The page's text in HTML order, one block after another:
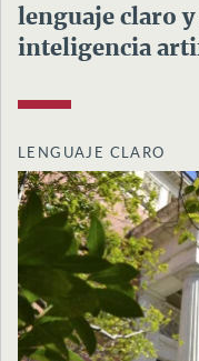
lenguaje claro y
inteligencia
LENGUAJE CLARO